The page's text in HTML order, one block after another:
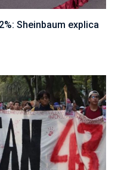
Sheinbaum explica